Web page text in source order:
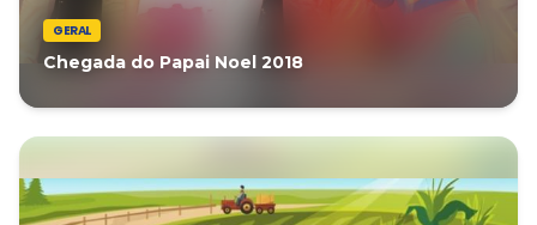
GERAL
Chegada do Papai Noel 2018